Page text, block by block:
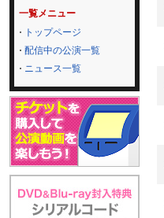
一覧メニュー
トップページ
配信中の公演一覧
ニュース一覧